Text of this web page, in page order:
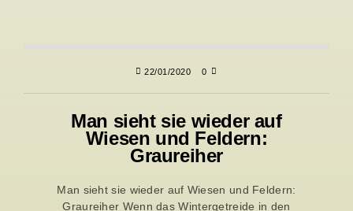
22/01/2020 0
Man sieht sie wieder auf
Wiesen und Feldern:
Graureiher
Man sieht sie wieder auf Wiesen und Feldern:
Graureiher Wenn das Wintergetreide in den